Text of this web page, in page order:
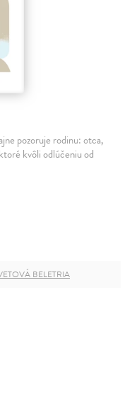
pozoruje rodinu: otca,
kvôli odlúčeniu od
BELETRIA